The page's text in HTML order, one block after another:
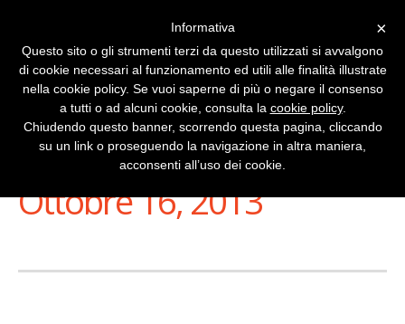
Stai Visualizzando
Ottobre 16, 2013
×
Informativa
Questo sito o gli strumenti terzi da questo utilizzati si avvalgono
di cookie necessari al funzionamento ed utili alle finalità illustrate
nella cookie policy. Se vuoi saperne di più o negare il consenso
a tutti o ad alcuni cookie, consulta la cookie policy.
Chiudendo questo banner, scorrendo questa pagina, cliccando
su un link o proseguendo la navigazione in altra maniera,
acconsenti all’uso dei cookie.